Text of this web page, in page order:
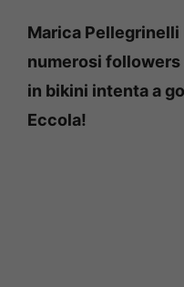
Marica
numerosi
in bikini intenta a
Eccola!